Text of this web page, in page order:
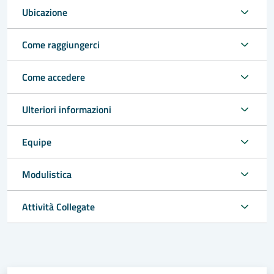
Ubicazione
Come raggiungerci
Come accedere
Ulteriori informazioni
Equipe
Modulistica
Attività Collegate